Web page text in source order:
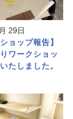
29日
ョップ報告】
ワークショッ
たしました。